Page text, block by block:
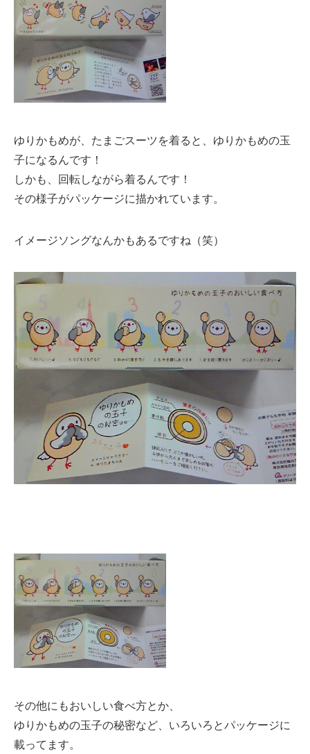
ゆりかもめが、たまごスーツを着ると、ゆりかもめの玉
子になるんです！
しかも、回転しながら着るんです！
その様子がパッケージに描かれています。
イメージソングなんかもあるですね（笑）
その他にもおいしい食べ方とか、
ゆりかもめの玉子の秘密など、いろいろとパッケージに
載ってます。